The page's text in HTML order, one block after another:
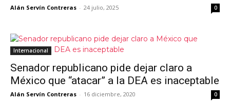
Alán Servín Contreras - 24 julio, 2025 0
Internacional
Senador republicano pide dejar claro a
México que “atacar” a la DEA es inaceptable
Alán Servín Contreras - 16 diciembre, 2020 0